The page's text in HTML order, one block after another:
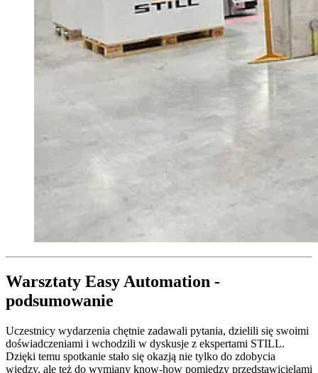
Warsztaty Easy Automation -
podsumowanie
Uczestnicy wydarzenia chętnie zadawali pytania, dzielili się swoimi
doświadczeniami i wchodzili w dyskusje z ekspertami STILL.
Dzięki temu spotkanie stało się okazją nie tylko do zdobycia
wiedzy, ale też do wymiany know-how pomiędzy przedstawicielami